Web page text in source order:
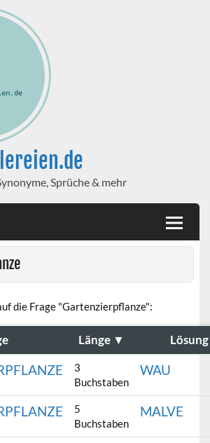
Sprüche & mehr
die Frage "Gartenzierpflanze":
Länge ▼ Lösung
3
Buchstaben
WAU
5
Buchstaben
MALVE